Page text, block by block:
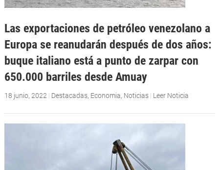
Las exportaciones de petróleo venezolano a
Europa se reanudarán después de dos años:
buque italiano está a punto de zarpar con
650.000 barriles desde Amuay
18 junio, 2022| Destacadas, Economia, Noticias | Leer Noticia